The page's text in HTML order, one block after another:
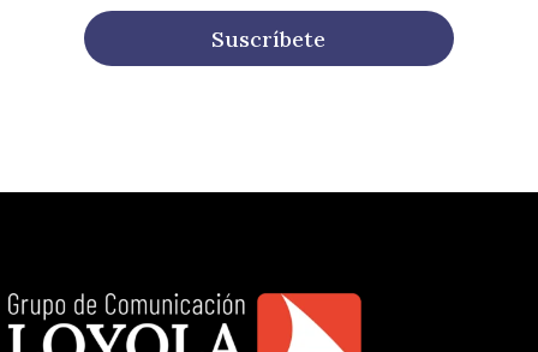
Suscríbete